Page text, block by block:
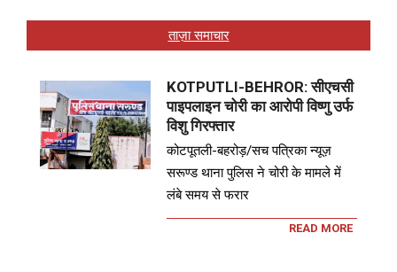
ताज़ा समाचार
KOTPUTLI-BEHROR: सीएचसी
पाइपलाइन चोरी का आरोपी विष्णु उर्फ
विशु गिरफ्तार
कोटपूतली-बहरोड़/सच पत्रिका न्यूज़
सरूण्ड थाना पुलिस ने चोरी के मामले में
लंबे समय से फरार
READ MORE